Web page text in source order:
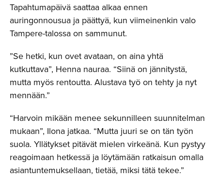
Tapahtumapäivä saattaa alkaa ennen
auringonnousua ja päättyä, kun viimeinenkin valo
Tampere-talossa on sammunut.
”Se hetki, kun ovet avataan, on aina yhtä
kutkuttava”, Henna nauraa. “Siinä on jännitystä,
mutta myös rentoutta. Alustava työ on tehty ja nyt
mennään.”
“Harvoin mikään menee sekunnilleen suunnitelman
mukaan”, Ilona jatkaa. “Mutta juuri se on tän työn
suola. Yllätykset pitävät mielen virkeänä. Kun pystyy
reagoimaan hetkessä ja löytämään ratkaisun omalla
asiantuntemuksellaan, tietää, miksi tätä tekee.”